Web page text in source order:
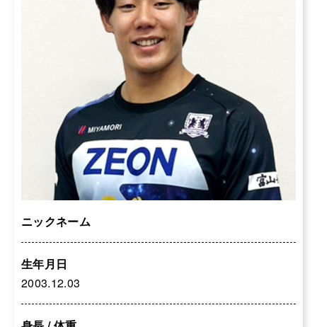
ニックネーム
生年月日
2003.12.03